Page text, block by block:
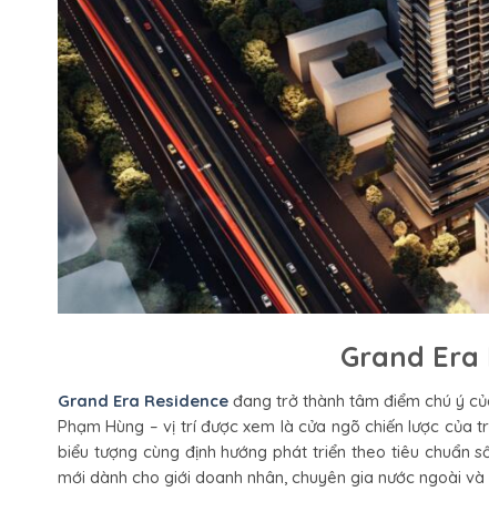
Grand Era
Grand Era Residence đang trở thành tâm điểm chú ý
Phạm Hùng – vị trí được xem là cửa ngõ chiến lược của
biểu tượng cùng định hướng phát triển theo tiêu chuẩn
mới dành cho giới doanh nhân, chuyên gia nước ngoài